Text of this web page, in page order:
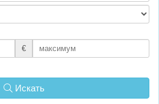
€
Искать